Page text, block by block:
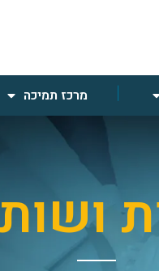
מרכז תמיכה